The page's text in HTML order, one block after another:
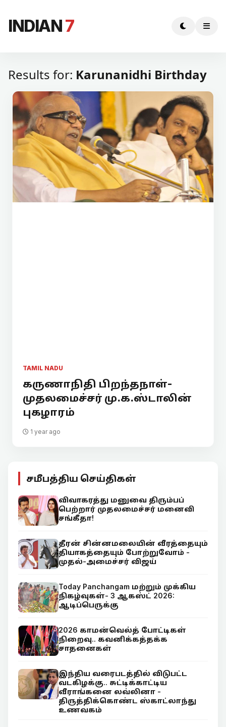
INDIAN7
Results for: Karunanidhi Birthday
TAMIL NADU
கருணாநிதி பிறந்தநாள்-
முதலமைச்சர் மு.க.ஸ்டாலின்
புகழாரம்
1 year ago
சமீபத்திய செய்திகள்
விவாகரத்து மனுவை திரும்பப்
பெற்றார் முதலமைச்சர் மனைவி
சங்கீதா!
தீரன் சின்னமலையின் வீரத்தையும்
தியாகத்தையும் போற்றுவோம் -
முதல்-அமைச்சர் விஜய்
Today Panchangam மற்றும் முக்கிய
நிகழ்வுகள்- 3 ஆகஸ்ட் 2026:
ஆடிப்பெருக்கு
2026 காமன்வெல்த் போட்டிகள்
நிறைவு.. கவனிக்கத்தக்க
சாதனைகள்
இந்திய வரைபடத்தில் விடுபட்ட
வடகிழக்கு.. சுட்டிக்காட்டிய
வீராங்கனை லவ்லினா -
திருத்திக்கொண்ட ஸ்காட்லாந்து
உணவகம்